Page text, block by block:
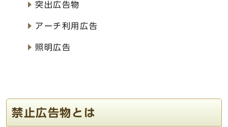
突出広告物
アーチ利用広告
照明広告
禁止広告物とは